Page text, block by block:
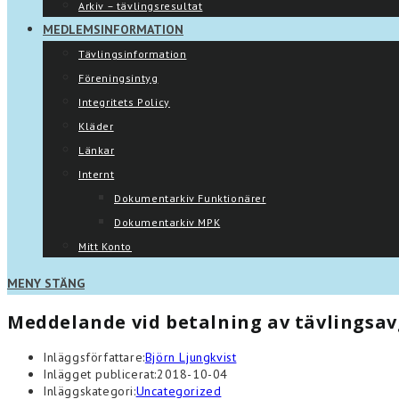
Arkiv – tävlingsresultat
MEDLEMSINFORMATION
Tävlingsinformation
Föreningsintyg
Integritets Policy
Kläder
Länkar
Internt
Dokumentarkiv Funktionärer
Dokumentarkiv MPK
Mitt Konto
MENY STÄNG
Meddelande vid betalning av
Inläggsförfattare:Björn Ljungkvist
Inlägget publicerat:2018-10-04
Inläggskategori:Uncategorized